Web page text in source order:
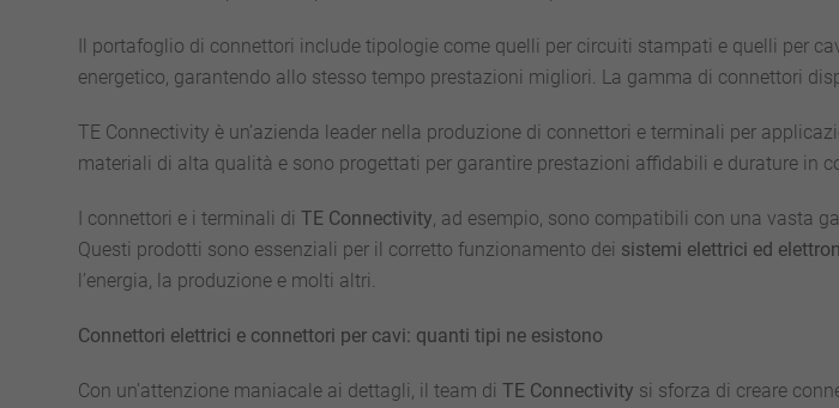
Il portafoglio di connettori include tipologie come quelli per circuiti stampati e quelli per
energetico, garantendo allo stesso tempo prestazioni migliori. La gamma di connettori
TE Connectivity è un’azienda leader nella produzione di connettori e terminali per
materiali di alta qualità e sono progettati per garantire prestazioni affidabili e durature in
I connettori e i terminali di TE Connectivity, ad esempio, sono compatibili con una vasta
Questi prodotti sono essenziali per il corretto funzionamento dei sistemi elettrici ed
l’energia, la produzione e molti altri.
Connettori elettrici e connettori per cavi: quanti tipi ne esistono
Con un’attenzione maniacale ai dettagli, il team di TE Connectivity si sforza di creare